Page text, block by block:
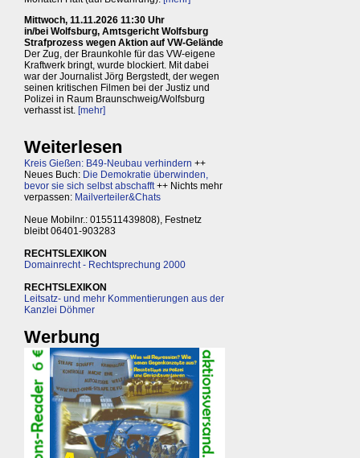
Mittwoch, 11.11.2026 11:30 Uhr
in/bei Wolfsburg, Amtsgericht Wolfsburg
Strafprozess wegen Aktion auf VW-Gelände
Der Zug, der Braunkohle für das VW-eigene
Kraftwerk bringt, wurde blockiert. Mit dabei
war der Journalist Jörg Bergstedt, der wegen
seinen kritischen Filmen bei der Justiz und
Polizei in Raum Braunschweig/Wolfsburg
verhasst ist. [mehr]
Weiterlesen
Kreis Gießen: B49-Neubau verhindern ++
Neues Buch: Die Demokratie überwinden,
bevor sie sich selbst abschafft++ Nichts mehr
verpassen: Mailverteiler&Chats
Neue Mobilnr.: 015511439808), Festnetz
bleibt 06401-903283
RECHTSLEXIKON
Domainrecht - Rechtsprechung 2000
RECHTSLEXIKON
Leitsatz- und mehr Kommentierungen aus der
Kanzlei Döhmer
Werbung